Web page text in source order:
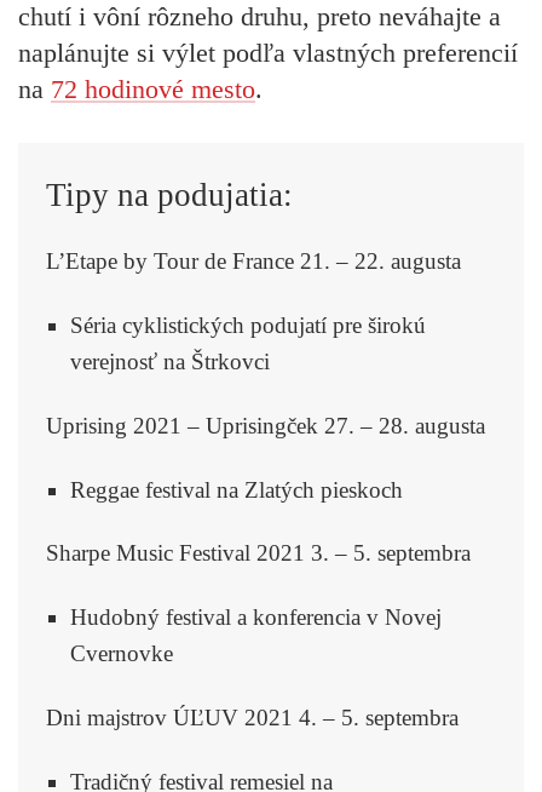
chutí i vôní rôzneho druhu, preto neváhajte a
naplánujte si výlet podľa vlastných preferencií
na 72 hodinové mesto.
Tipy na podujatia:
L’Etape by Tour de France 21. – 22. augusta
Séria cyklistických podujatí pre širokú
verejnosť na Štrkovci
Uprising 2021 – Uprisingček 27. – 28. augusta
Reggae festival na Zlatých pieskoch
Sharpe Music Festival 2021 3. – 5. septembra
Hudobný festival a konferencia v Novej
Cvernovke
Dni majstrov ÚĽUV 2021 4. – 5. septembra
Tradičný festival remesiel na